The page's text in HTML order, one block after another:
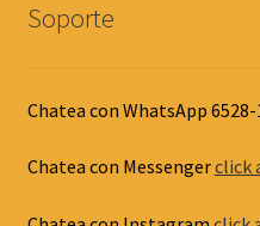
Soporte
Chatea con WhatsApp 6528-
Chatea con Messengerclick